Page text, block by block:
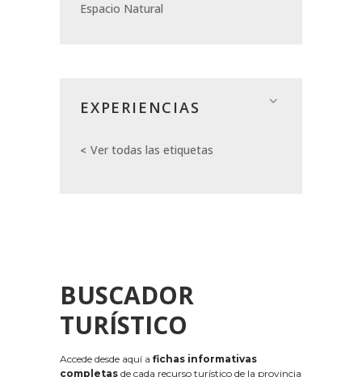
Espacio Natural
EXPERIENCIAS
Ver todas las etiquetas
BUSCADOR
TURÍSTICO
Accede desde aquí a fichas informativas
completas de cada recurso turístico de la provincia